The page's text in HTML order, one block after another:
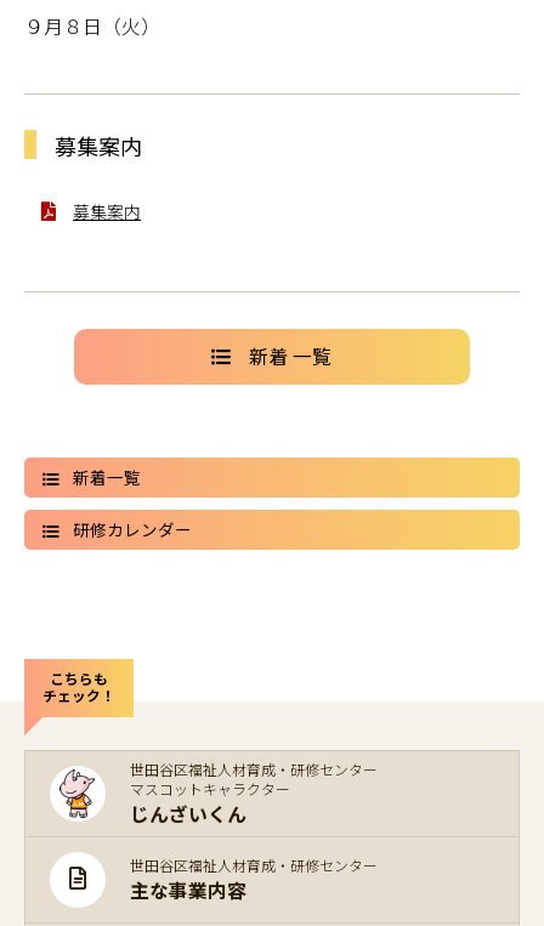
９月８日（火）
募集案内
募集案内
新着 一覧
新着一覧
研修カレンダー
こちらも
チェック！
世田谷区福祉人材育成・研修センター
マスコットキャラクター
じんざいくん
世田谷区福祉人材育成・研修センター
主な事業内容